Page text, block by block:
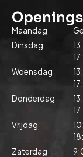
Maandag
Dinsdag
Woensdag
Donderdag
Vrijdag
Zaterdag